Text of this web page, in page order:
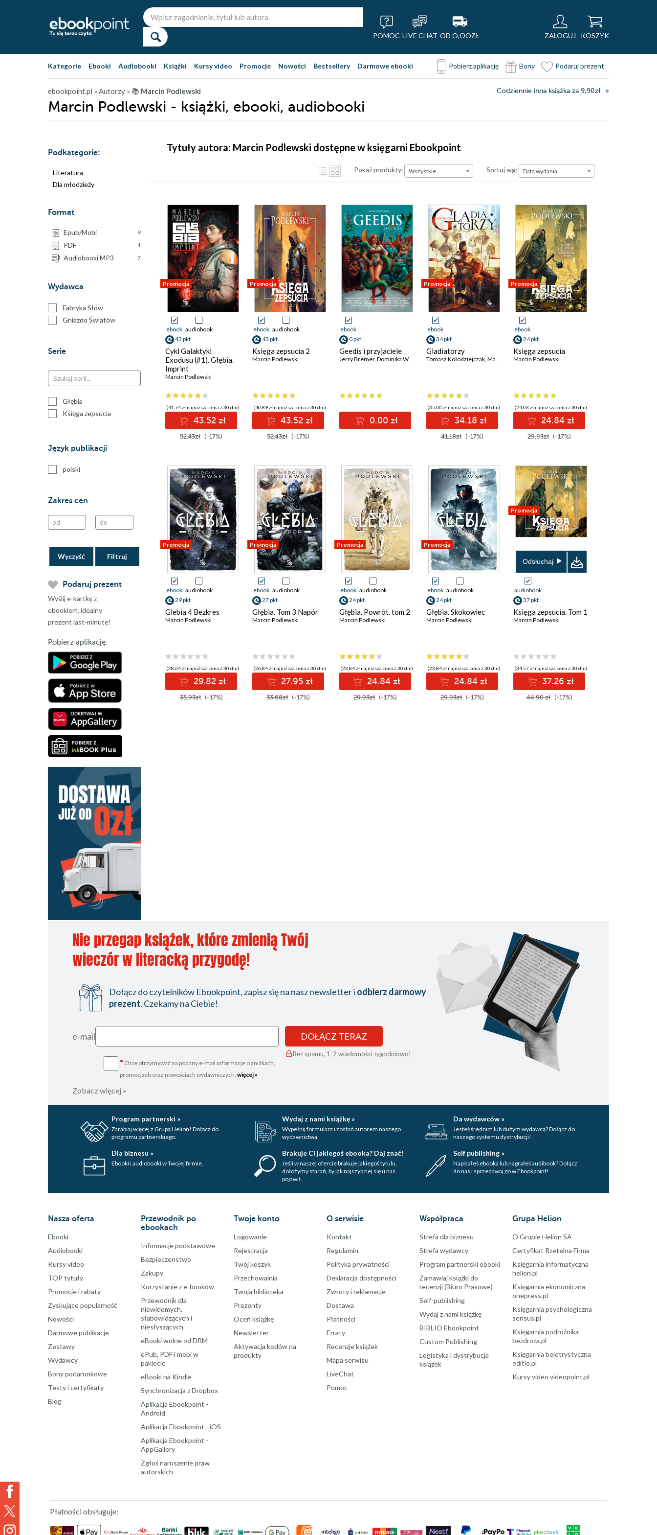
POMOC LIVE CHAT OD O,OOZŁ ZALOGUJ KOSZYK
Kategorie Ebooki Audiobooki Książki Kursy video Promocje Nowości Bestsellery Darmowe ebooki Pobierz aplikację Bony Podaruj prezent
ebookpoint.pl » Autorzy » 📚 Marcin Podlewski Codziennie inna książka za 9,90zł
Marcin Podlewski - książki, ebooki, audiobooki
Podkategorie:
Literatura
Dla młodzieży
Format
Epub/Mobi 9
PDF 1
Audiobooki MP3 7
Wydawca
Fabryka Słów
Gniazdo Światów
Serie
Głębia
Księga zepsucia
Język publikacji
polski
Zakres cen
–
Wyczyść
Podaruj prezent
Wyślij e-kartkę z
ebookiem, idealny
prezent last-minute!
Pobierz aplikację:
Tytuły autora: Marcin Podlewski dostępne w księgarni Ebookpoint
Pokaż produkty: Wszystkie Sortuj wg:Data wydania
Data wydania
Promocja
ebook audiobook
43 pkt
Cykl Galaktyki
Exodusu (#1). Głębia.
Imprint
Marcin Podlewski
(41,74 zł najniższa cena z 30 dni)
43.52 zł
52.43zł (-17%)
Promocja
ebook audiobook
43 pkt
Księga zepsucia 2
Marcin Podlewski
(40,89 zł najniższa cena z 30 dni)
43.52 zł
52.43zł (-17%)
ebook
0 pkt
Geedis i przyjaciele
Jerry Bremer, Dominika Węcławek ,Tomasz Grodecki,Adam Froń Kacper Kotulak,Daniel Fiedczak
0.00 zł
Promocja
ebook
34 pkt
Gladiatorzy
Tomasz Kołodziejczak, Magdalena Kozak ,Magdalena Ratajczak
(35,00 zł najniższa cena z 30 dni)
34.18 zł
41.18zł (-17%)
Promocja
ebook
24 pkt
Księga zepsucia
Marcin Podlewski
(24,03 zł najniższa cena z 30 dni)
24.84 zł
29.93zł (-17%)
Promocja
ebook audiobook
29 pkt
Glebia 4 Bezkres
Marcin Podlewski
(28,64 zł najniższa cena z 30 dni)
29.82 zł
35.93zł (-17%)
Promocja
ebook audiobook
27 pkt
Głębia. Tom 3 Napór
Marcin Podlewski
(26,84 zł najniższa cena z 30 dni)
27.95 zł
33.68zł (-17%)
Promocja
ebook audiobook
24 pkt
Głębia. Powrót. tom 2
Marcin Podlewski
(23,84 zł najniższa cena z 30 dni)
24.84 zł
29.93zł (-17%)
Promocja
ebook audiobook
24 pkt
Głębia. Skokowiec
Marcin Podlewski
(23,84 zł najniższa cena z 30 dni)
24.84 zł
29.93zł (-17%)
Promocja
Odsłuchaj
audiobook
37 pkt
Księga zepsucia. Tom 1
Marcin Podlewski
(34,57 zł najniższa cena z 30 dni)
37.26 zł
44.90 zł (-17%)
Nie przegap książek, które zmienią Twój
wieczór w literacką przygodę!
Dołącz do czytelników Ebookpoint, zapisz się na nasz newsletter i odbierz darmowy
prezent. Czekamy na Ciebie!
e-mail
* Chcę otrzymywać na podany e-mail informacje o zniżkach,
promocjach oraz nowościach wydawniczych. więcej »
DOŁĄCZ TERAZ
Bez spamu, 1-2 wiadomości tygodniowo!
Zobacz więcej »
Program partnerski »
Zarabiaj więcej z Grupą Helion! Dołącz do
programu partnerskiego.
Wydaj z nami książkę »
Wypełnij formularz i zostań autorem naszego
wydawnictwa.
Da wydawców »
Jesteś średnim lub dużym wydawcą? Dołącz do
naszego systemu dystrybucji!
Dla biznesu »
Ebooki i audiobooki w Twojej firmie.
Brakuje Ci jakiegoś ebooka? Daj znać!
Jeśli w naszej ofercie brakuje jakiegoś tytulu,
dołożymy starań, by jak najszybciej się u nas
pojawił.
Self publishing »
Napisałeś ebooka lub nagrałeś audibook? Dołącz
do nas i sprzedawaj go w Ebookpoint!
Nasza oferta
Ebooki
Audiobooki
Kursy video
TOP tytuły
Promocje i rabaty
Zyskujące popularność
Nowości
Darmowe publikacje
Zestawy
Wydawcy
Bony podarunkowe
Testy i certyfikaty
Blog
Przewodnik po
ebookach
Informacje podstawowe
Bezpieczenstwo
Zakupy
Korzystanie z e-booków
Przewodnik dla
niewidomych,
słabowidzących i
niesłyszących
eBooki wolne od DRM
ePub, PDF i mobi w
pakiecie
eBooki na Kindle
Synchronizacja z Dropbox
Aplikacja Ebookpoint -
Android
Aplikacja Ebookpoint - iOS
Aplikacja Ebookpoint -
AppGallery
Zgłoś naruszenie praw
autorskich
Twoje konto
Logowanie
Rejestracja
Twój koszyk
Przechowalnia
Twoja biblioteka
Prezenty
Oceń książkę
Newsletter
Aktywacja kodów na
produkty
O serwisie
Kontakt
Regulamin
Polityka prywatności
Deklaracja dostępności
Zwroty i reklamacje
Dostawa
Płatności
Erraty
Recenzje książek
Mapa serwisu
LiveChat
Pomoc
Współpraca
Strefa dla biznesu
Strefa wydawcy
Program partnerski ebooki
Zamawiaj książki do
recenzji (Biuro Prasowe)
Self-publishing
Wydaj z nami książkę
BIBLIO Ebookpoint
Custom Publishing
Logistyka i dystrybucja
książek
Grupa Helion
O Grupie Helion SA
Certyfikat Rzetelna Firma
Księgarnia informatyczna
helion.pl
Księgarnia ekonomiczna
onepress.pl
Księgarnia psychologiczna
sensus.pl
Księgarnia podróżnika
bezdroza.pl
Księgarnia beletrystyczna
editio.pl
Kursy video videopoint.pl
Płatności obsługuje: